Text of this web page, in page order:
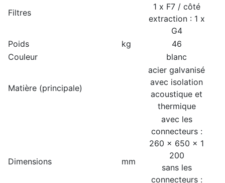
Filtres
1 x F7 / côté
extraction : 1 x
G4
Poids
kg
46
Couleur
blanc
Matière (principale)
acier galvanisé
avec isolation
acoustique et
thermique
Dimensions mm
avec les
connecteurs :
260 x 650 x 1
200
sans les
connecteurs :